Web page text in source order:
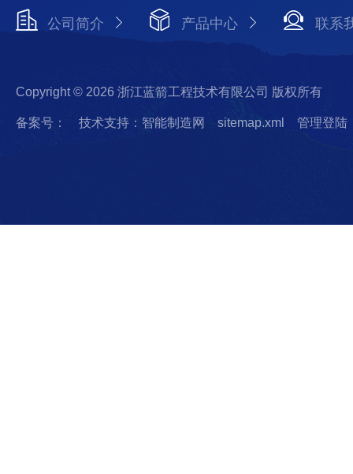
公司简介 产品中心 联系
Copyright © 2026 浙江蓝箭工程技术有限公司 版权所有
备案号： 技术支持：智能制造网 sitemap.xml 管理登陆